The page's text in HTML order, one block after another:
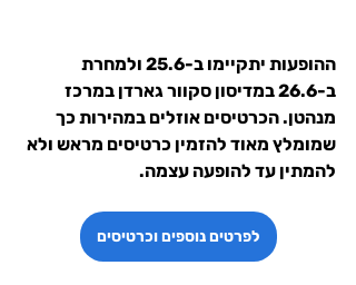
ההופעות יתקיימו ב-25.6 ולמחרת
ב-26.6 במדיסון סקוור גארדן במרכז
מנהטן. הכרטיסים אוזלים במהירות כך
שמומלץ מאוד להזמין כרטיסים מראש ולא
להמתין עד להופעה עצמה.
לפרטים נוספים וכרטיסים